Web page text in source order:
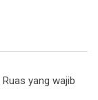
Ruas yang wajib